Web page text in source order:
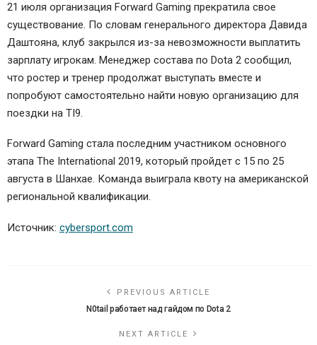
21 июля организация Forward Gaming прекратила свое
существование. По словам генерального директора Давида
Даштояна, клуб закрылся из-за невозможности выплатить
зарплату игрокам. Менеджер состава по Dota 2 сообщил,
что ростер и тренер продолжат выступать вместе и
попробуют самостоятельно найти новую организацию для
поездки на TI9.
Forward Gaming стала последним участником основного
этапа The International 2019, который пройдет с 15 по 25
августа в Шанхае. Команда выиграла квоту на американской
региональной квалификации.
Источник: cybersport.com
PREVIOUS ARTICLE
N0tail работает над гайдом по Dota 2
NEXT ARTICLE